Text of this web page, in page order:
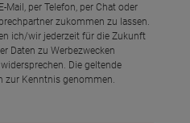
Mail, per Telefon, per Chat oder
zukommen zu lassen.
ich/wir jederzeit für die Zukunft
Daten zu Werbezwecken
Die geltende
zur Kenntnis genommen.